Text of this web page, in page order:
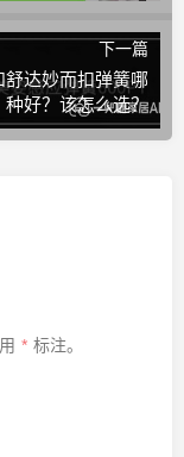
下一篇
达妙而扣弹簧哪
种好？该怎么选？
* 标注。